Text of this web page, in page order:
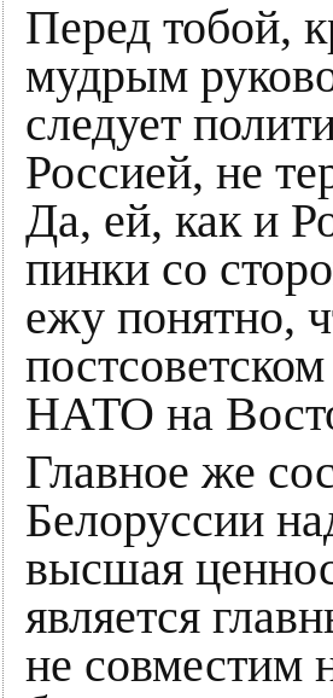
Перед тобой,
мудрым
следует
Россией, не
Да, ей, как и
пинки со
ежу понятно,
НАТО на
Главное же
Белоруссии
высшая
является
не совместим